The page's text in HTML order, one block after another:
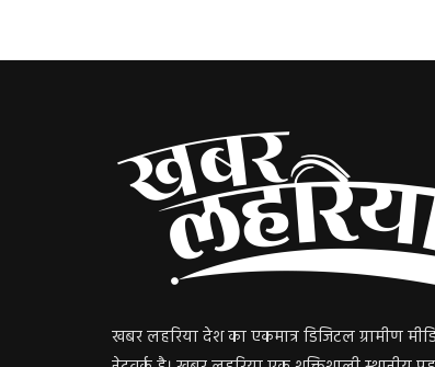
खबर लहरिया देश का एकमात्र डिजिटल ग्रामीण